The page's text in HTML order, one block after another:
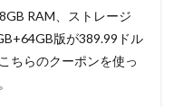
RAM、ストレージ
版が389.99ドル
ちらのクーポンを使っ